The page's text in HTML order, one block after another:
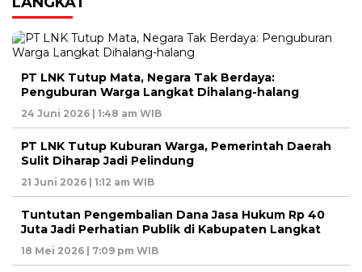
PT LNK Tutup Mata, Negara Tak Berdaya:
Penguburan Warga Langkat Dihalang-halang
24 Juni 2026 | 1:48 am WIB
PT LNK Tutup Kuburan Warga, Pemerintah Daerah
Sulit Diharap Jadi Pelindung
21 Juni 2026 | 1:12 am WIB
Tuntutan Pengembalian Dana Jasa Hukum Rp 40
Juta Jadi Perhatian Publik di Kabupaten Langkat
18 Mei 2026 | 7:09 pm WIB